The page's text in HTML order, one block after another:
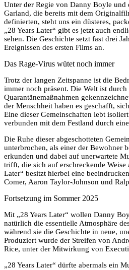
Unter der Regie von Danny Boyle und
Garland, die bereits mit dem
definierten, steht uns ein düsteres,
„28 Years Later“ gibt es jetzt auch
sehen. Die Geschichte setzt fast drei
Ereignissen des ersten Films an.
Das Rage-Virus wütet noch immer
Trotz der langen Zeitspanne ist die
immer noch präsent. Die Welt ist durch
Quarantänemaßnahmen
der Menschheit haben es geschafft,
Eine dieser Gemeinschaften lebt
verbunden mit dem Festland durch
Die Ruhe dieser abgeschotteten
unterbrochen, als einer der Bewohner
erkunden und dabei auf unerwartete
trifft, die sich auf erschreckende Weise
Later“ besitzt hierbei eine
Comer, Aaron Taylor-Johnson und
Fortsetzung im Sommer 2025
Mit „28 Years Later“ wollen Danny
natürlich die essentielle Atmosphäre
während sie die Geschichte in neue,
Produziert wurde der Streifen von
Rice, unter der Mitwirkung von
„28 Years Later“ dürfte abermals ein